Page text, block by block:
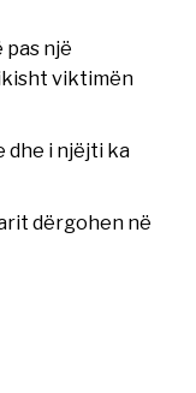
pas një
viktimën
dhe i njëjti ka
dërgohen në